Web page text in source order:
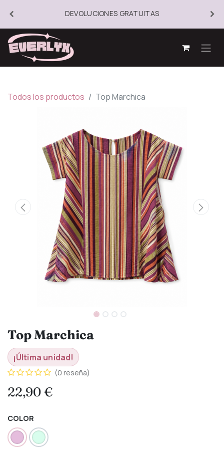
DEVOLUCIONES GRATUITAS
Todos los productos Top Marchica
Top Marchica
¡Última unidad!
(0 reseña)
22,90€
COLOR